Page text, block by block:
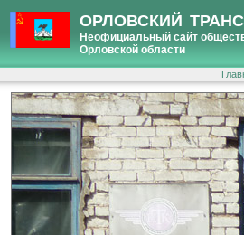
ОРЛОВСКИЙ
Неофициальный сайт
Орловской области